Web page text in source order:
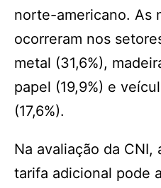
norte-americano. As
ocorreram nos
metal (31,6%),
papel (19,9%) e
(17,6%).
Na avaliação da CNI,
tarifa adicional pode